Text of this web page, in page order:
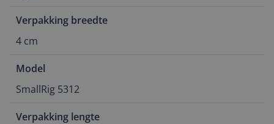
Verpakking breedte
4 cm
Model
SmallRig 5312
Verpakking lengte